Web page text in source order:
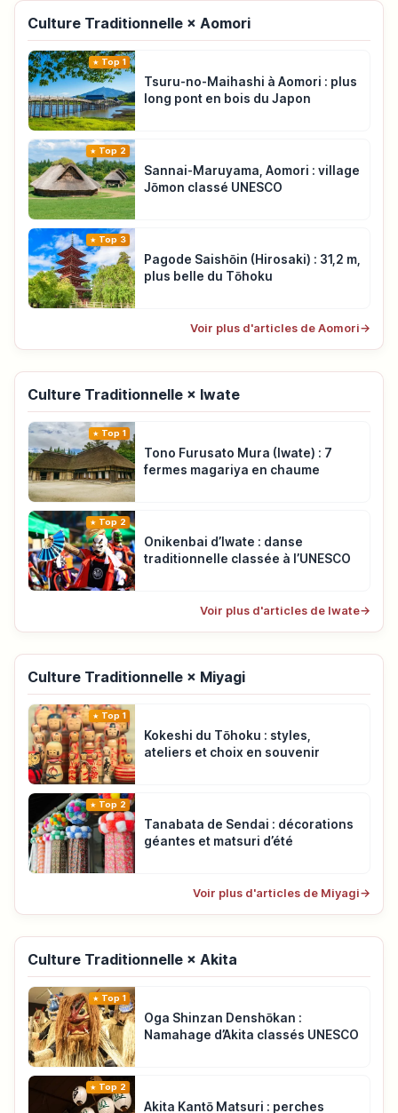
Culture Traditionnelle × Aomori
Top 1
Tsuru-no-Maihashi à Aomori : plus
long pont en bois du Japon
Top 2
Sannai-Maruyama, Aomori : village
Jōmon classé UNESCO
Top 3
Pagode Saishōin (Hirosaki) : 31,2 m,
plus belle du Tōhoku
Voir plus d'articles de Aomori→
Culture Traditionnelle × Iwate
Top 1
Tono Furusato Mura (Iwate) : 7
fermes magariya en chaume
Top 2
Onikenbai d’Iwate : danse
traditionnelle classée à l’UNESCO
Voir plus d'articles de Iwate→
Culture Traditionnelle × Miyagi
Top 1
Kokeshi du Tōhoku : styles,
ateliers et choix en souvenir
Top 2
Tanabata de Sendai : décorations
géantes et matsuri d’été
Voir plus d'articles de Miyagi→
Culture Traditionnelle × Akita
Top 1
Oga Shinzan Denshōkan :
Namahage d’Akita classés UNESCO
Top 2
Akita Kantō Matsuri : perches